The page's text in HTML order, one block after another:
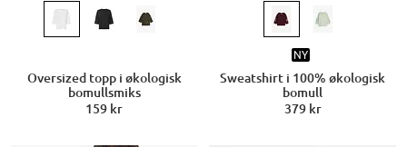
Oversized topp i økologisk
bomullsmiks
159 kr
NY
Sweatshirt i 100% økologisk
bomull
379 kr